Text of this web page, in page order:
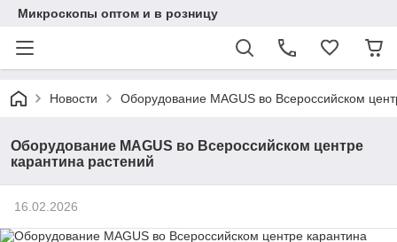
Микроскопы оптом и в розницу
Новости Оборудование MAGUS во Всероссийском
Оборудование MAGUS во Всероссийском центре
карантина растений
16.02.2026